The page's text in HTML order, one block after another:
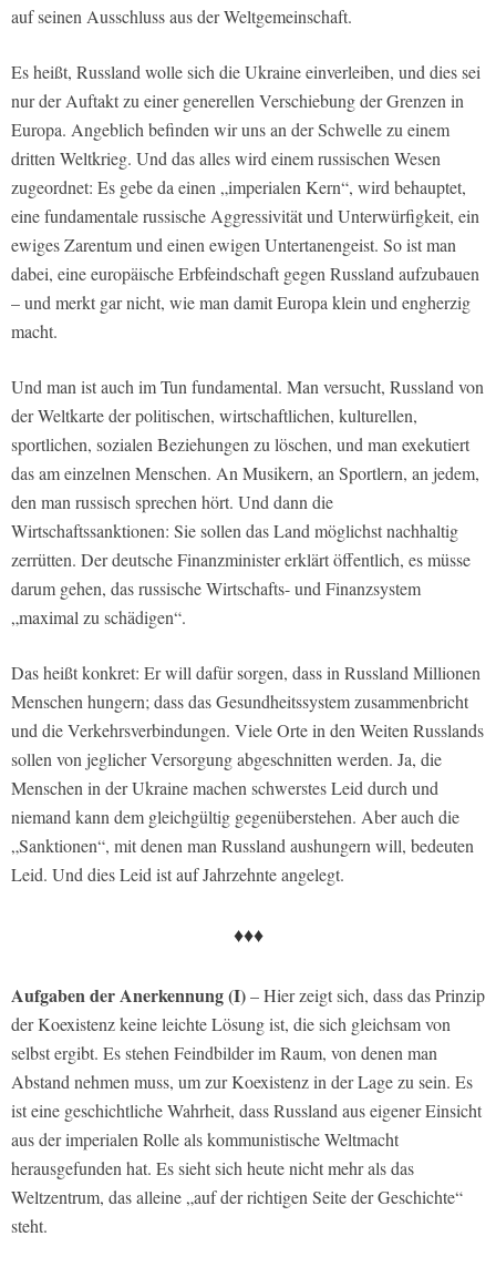
auf seinen Ausschluss aus der Weltgemeinschaft.
Es heißt, Russland wolle sich die Ukraine einverleiben, und dies sei
nur der Auftakt zu einer generellen Verschiebung der Grenzen in
Europa. Angeblich befinden wir uns an der Schwelle zu einem
dritten Weltkrieg. Und das alles wird einem russischen Wesen
zugeordnet: Es gebe da einen „imperialen Kern“, wird behauptet,
eine fundamentale russische Aggressivität und Unterwürfigkeit, ein
ewiges Zarentum und einen ewigen Untertanengeist. So ist man
dabei, eine europäische Erbfeindschaft gegen Russland aufzubauen
– und merkt gar nicht, wie man damit Europa klein und engherzig
macht.
Und man ist auch im Tun fundamental. Man versucht, Russland von
der Weltkarte der politischen, wirtschaftlichen, kulturellen,
sportlichen, sozialen Beziehungen zu löschen, und man exekutiert
das am einzelnen Menschen. An Musikern, an Sportlern, an jedem,
den man russisch sprechen hört. Und dann die
Wirtschaftssanktionen: Sie sollen das Land möglichst nachhaltig
zerrütten. Der deutsche Finanzminister erklärt öffentlich, es müsse
darum gehen, das russische Wirtschafts- und Finanzsystem
„maximal zu schädigen“.
Das heißt konkret: Er will dafür sorgen, dass in Russland Millionen
Menschen hungern; dass das Gesundheitssystem zusammenbricht
und die Verkehrsverbindungen. Viele Orte in den Weiten Russlands
sollen von jeglicher Versorgung abgeschnitten werden. Ja, die
Menschen in der Ukraine machen schwerstes Leid durch und
niemand kann dem gleichgültig gegenüberstehen. Aber auch die
„Sanktionen“, mit denen man Russland aushungern will, bedeuten
Leid. Und dies Leid ist auf Jahrzehnte angelegt.
♦♦♦
Aufgaben der Anerkennung (I)– Hier zeigt sich, dass das Prinzip
der Koexistenz keine leichte Lösung ist, die sich gleichsam von
selbst ergibt. Es stehen Feindbilder im Raum, von denen man
Abstand nehmen muss, um zur Koexistenz in der Lage zu sein. Es
ist eine geschichtliche Wahrheit, dass Russland aus eigener Einsicht
aus der imperialen Rolle als kommunistische Weltmacht
herausgefunden hat. Es sieht sich heute nicht mehr als das
Weltzentrum, das alleine „auf der richtigen Seite der Geschichte“
steht.